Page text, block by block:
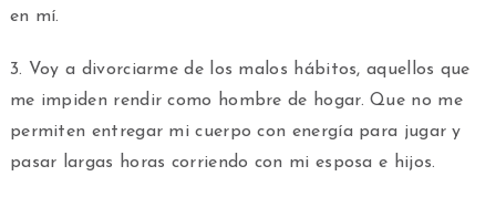
en mí.
3. Voy a divorciarme de los malos hábitos, aquellos que
me impiden rendir como hombre de hogar. Que no me
permiten entregar mi cuerpo con energía para jugar y
pasar largas horas corriendo con mi esposa e hijos.